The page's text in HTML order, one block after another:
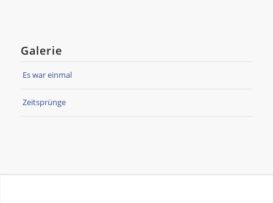
Galerie
Es war einmal
Zeitsprünge